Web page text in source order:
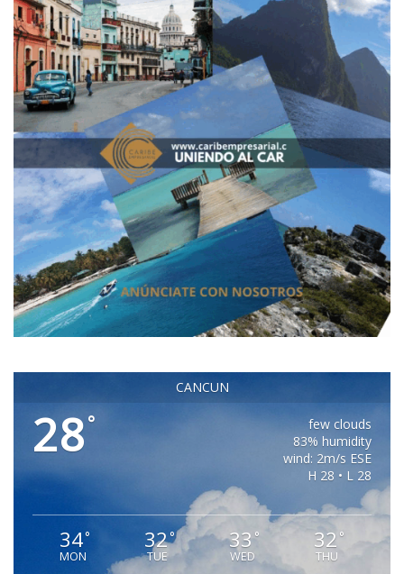
CANCUN
28°
few clouds
83% humidity
wind: 2m/s ESE
H 28 • L 28
34°
MON
32°
TUE
33 °
WED
32 °
THU